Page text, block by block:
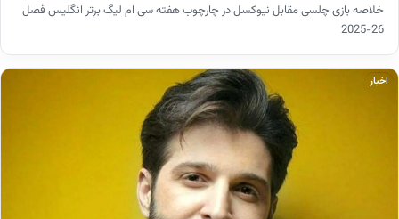
خلاصه بازی چلسی مقابل نیوکسل در چارچوب هفته سی ام لیگ برتر انگلیس فصل
26-2025
اخبار